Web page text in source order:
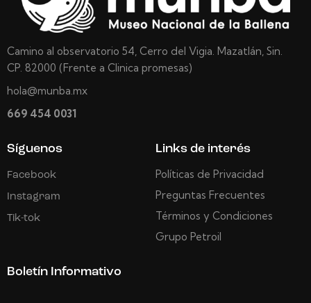
Camino al observatorio 54, Cerro del Vigia. Mazatlán, Sin.
CP. 82000 (Frente a Clinica promesas)
hola@munba.mx
669 454 0031
Síguenos
Facebook
Instagram
Tik-tok
Links de interés
Políticas de Privacidad
Preguntas Frecuentes
Términos y Condiciones
Grupo Petroil
Boletín Informativo